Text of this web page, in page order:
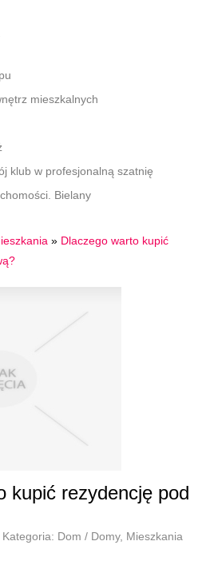
mieszkalnych
klub w profesjonalną szatnię
Bielany
» Dlaczego warto kupić
kupić rezydencję pod
Kategoria: Dom / Domy, Mieszkania